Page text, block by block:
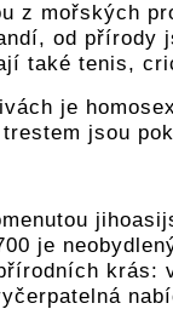
z mořských
od přírody
také tenis,
je
jsou
je
krás: